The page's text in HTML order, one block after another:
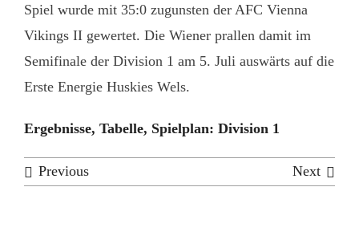
Spiel wurde mit 35:0 zugunsten der AFC Vienna
Vikings II gewertet. Die Wiener prallen damit im
Semifinale der Division 1 am 5. Juli auswärts auf die
Erste Energie Huskies Wels.
Ergebnisse, Tabelle, Spielplan: Division 1
Previous Next